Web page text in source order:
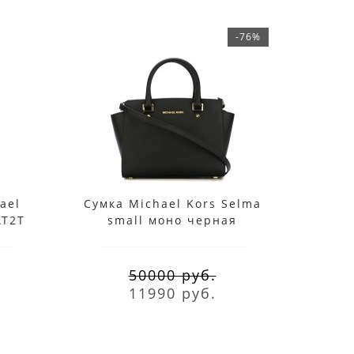
-76%
Сумка Michael Kors Selma
small моно черная
50000 руб.
11990 руб.